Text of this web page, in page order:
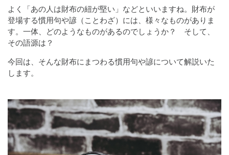
よく「あの人は財布の紐が堅い」などといいますね。財布が
登場する慣用句や諺（ことわざ）には、様々なものがありま
す。一体、どのようなものがあるのでしょうか？ そして、
その語源は？
今回は、そんな財布にまつわる慣用句や諺について解説いた
します。